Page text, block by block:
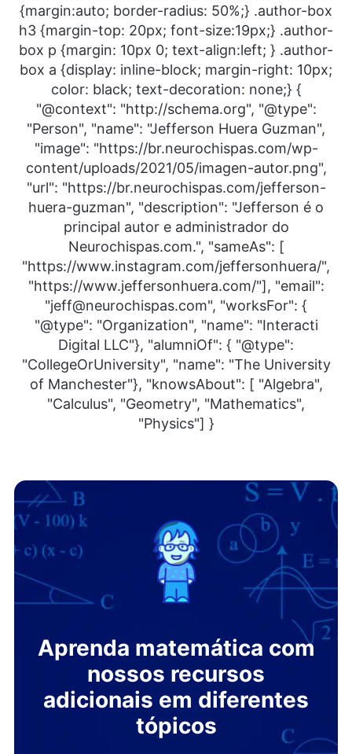
{margin:auto; border-radius: 50%;} .author-box
h3 {margin-top: 20px; font-size:19px;} .author-
box p {margin: 10px 0; text-align:left; } .author-
box a {display: inline-block; margin-right: 10px;
color: black; text-decoration: none;} {
"@context": "http://schema.org", "@type":
"Person", "name": "Jefferson Huera Guzman",
"image": "https://br.neurochispas.com/wp-
content/uploads/2021/05/imagen-autor.png",
"url": "https://br.neurochispas.com/jefferson-
huera-guzman", "description": "Jefferson é o
principal autor e administrador do
Neurochispas.com.", "sameAs": [
"https://www.instagram.com/jeffersonhuera/",
"https://www.jeffersonhuera.com/"], "email":
"jeff@neurochispas.com", "worksFor": {
"@type": "Organization", "name": "Interacti
Digital LLC"}, "alumniOf": { "@type":
"CollegeOrUniversity", "name": "The University
of Manchester"}, "knowsAbout": [ "Algebra",
"Calculus", "Geometry", "Mathematics",
"Physics"] }
Aprenda matemática com
nossos recursos
adicionais em diferentes
tópicos